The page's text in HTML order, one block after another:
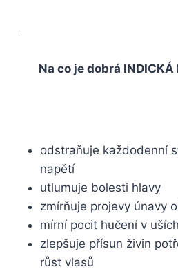
Na co je dobrá INDICKÁ
odstraňuje každodenní
napětí
utlumuje bolesti hlavy
zmírňuje projevy únavy
mírní pocit hučení v uších
zlepšuje přísun živin
růst vlasů